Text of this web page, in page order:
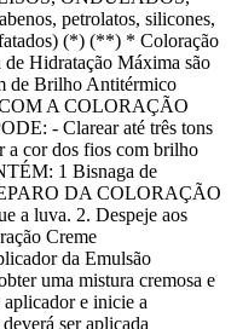
petrolatos, silicones,
(*) (**) * Coloração
de Hidratação Máxima são
de Brilho Antitérmico
COM A COLORAÇÃO
- Clarear até três tons
a cor dos fios com brilho
1 Bisnaga de
DA COLORAÇÃO
a luva. 2. Despeje aos
Creme
da Emulsão
uma mistura cremosa e
e inicie a
ser aplicada